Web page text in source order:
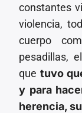
constantes
violencia,
cuerpo
pesadillas,
que tuvo
y para
herencia,